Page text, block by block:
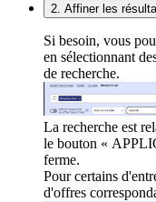
2. Affiner les
Si besoin, vous
en sélectionnant
de recherche.
La recherche est
le bouton «
ferme.
Pour certains
d'offres